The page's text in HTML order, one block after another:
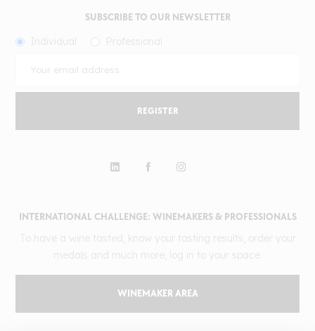
INTERNATIONAL CHALLENGE: WINEMAKERS & PROFESSIONALS
WINEMAKER AREA
SUBSCRIBE TO OUR NEWSLETTER
REGISTER